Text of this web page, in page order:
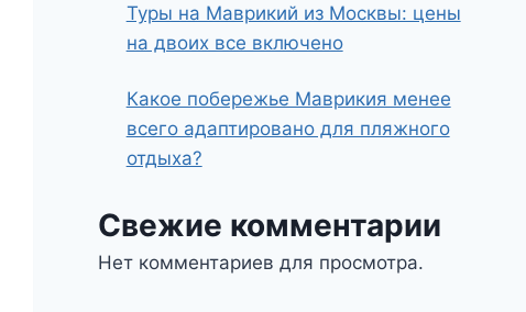
Туры на Маврикий из Москвы: цены
на двоих все включено
Какое побережье Маврикия менее
всего адаптировано для пляжного
отдыха?
Свежие комментарии
Нет комментариев для просмотра.